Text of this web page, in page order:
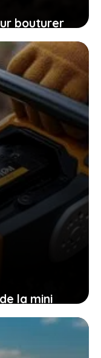
bouturer
la mini
05 pour